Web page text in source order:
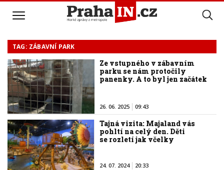
TAG: ZÁBAVNÍ PARK
Ze vstupného v zábavním
parku se nám protočily
panenky. A to byl jen začátek
26. 06. 2025 09:43
Tajná vizita: Majaland vás
pohltí na celý den. Děti
se rozletí jak včelky
24. 07. 2024 20:33